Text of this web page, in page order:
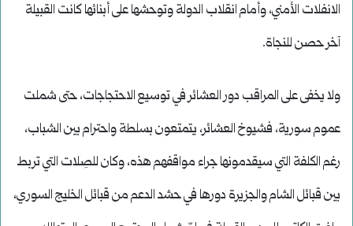
الانفلات الأمني، وأمام انقلاب الدولة وتوحشها على أبنائها كانت القبيلة
آخر حصن للنجاة.
ولا يخفى على المراقب دور العشائر في توسيع الاحتجاجات، حتى شملت
عموم سورية، فشيوخ العشائر، يتمتعون بسلطة واحترام بين الشباب،
رغم الكلفة التي سيقدمونها جراء مواقفهم هذه، وكان للصِلات التي تربط
بين قبائل الشام والجزيرة دورها في حشد الدعم من قبائل الخليج السوري،